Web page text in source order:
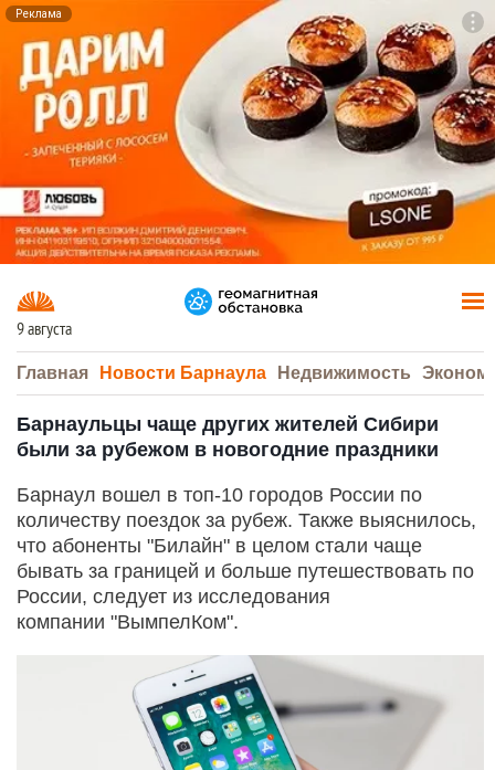
Реклама
9 августа
Главная Новости Барнаула Недвижимость
Барнаульцы чаще других жителей Сибири
были за рубежом в новогодние праздники
Барнаул вошел в топ-10 городов России по
количеству поездок за рубеж. Также выяснилось,
что абоненты "Билайн" в целом стали чаще
бывать за границей и больше путешествовать по
России, следует из исследования
компании "ВымпелКом".